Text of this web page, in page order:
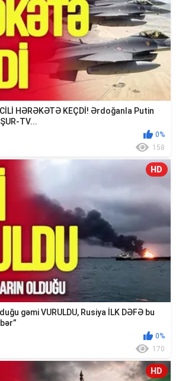
HƏRƏKƏTƏ KEÇDİ! Ərdoğanla Putin
TV...
0%
158
HD
gəmi VURULDU, Rusiya İLK DƏFƏ bu
0%
170
HD